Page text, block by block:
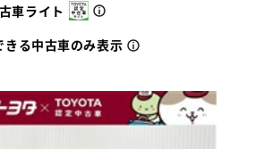
車ライト
きる中古車のみ表示